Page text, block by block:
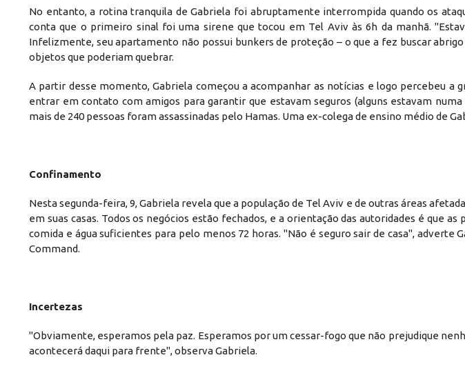
No entanto, a rotina tranquila de Gabriela foi abruptamente interrompida quando os
conta que o primeiro sinal foi uma sirene que tocou em Tel Aviv às 6h da manhã.
Infelizmente, seu apartamento não possui bunkers de proteção – o que a fez buscar abrigo
objetos que poderiam quebrar.
A partir desse momento, Gabriela começou a acompanhar as notícias e logo percebeu a
entrar em contato com amigos para garantir que estavam seguros (alguns estavam numa
mais de 240 pessoas foram assassinadas pelo Hamas. Uma ex-colega de ensino médio de
Confinamento
Nesta segunda-feira, 9, Gabriela revela que a população de Tel Aviv e de outras áreas
em suas casas. Todos os negócios estão fechados, e a orientação das autoridades é que
comida e água suficientes para pelo menos 72 horas. "Não é seguro sair de casa", adverte
Command.
Incertezas
"Obviamente, esperamos pela paz. Esperamos por um cessar-fogo que não prejudique
acontecerá daqui para frente", observa Gabriela.